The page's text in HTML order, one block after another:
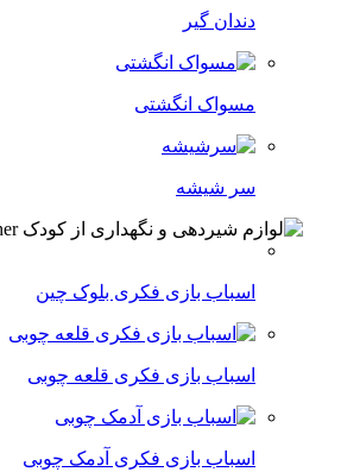
دندان گیر
مسواک انگشتی
سر شیشه
اسباب بازی فکری بلوک چین
اسباب بازی فکری قلعه چوبی
اسباب بازی فکری آدمک چوبی